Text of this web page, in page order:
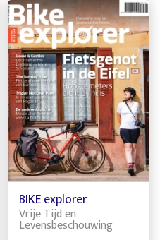
BIKE explorer
Vrije Tijd en
Levensbeschouwing